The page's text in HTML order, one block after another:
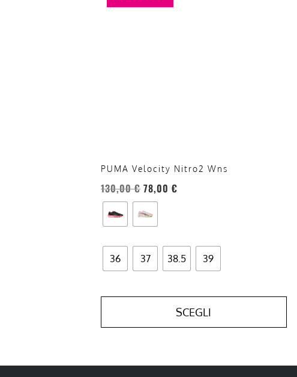
PUMA Velocity Nitro2 Wns
130,00€ 78,00 €
36 37 38.5 39
SCEGLI
del
prodotto